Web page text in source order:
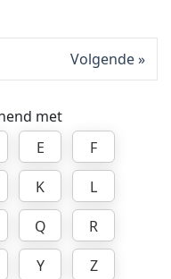
Volgende
met
E
F
K
L
Q
R
Y
Z